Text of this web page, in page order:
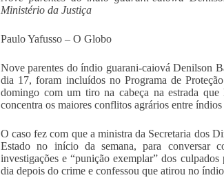
Ministério da Justiça
Paulo Yafusso – O Globo
Nove parentes do índio guarani-caiová Denilson
dia 17, foram incluídos no Programa de
domingo com um tiro na cabeça na estrada
concentra os maiores conflitos agrários entre
O caso fez com que a ministra da Secretaria dos
Estado no início da semana, para conversar
investigações e “punição exemplar” dos
dia depois do crime e confessou que atirou no